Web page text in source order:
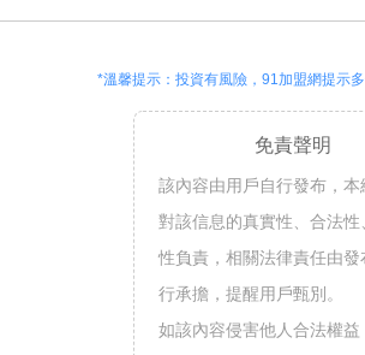
*溫馨提示：投資有風險，91加盟網提示多
免責聲明
該內容由用戶自行發布，本
對該信息的真實性、合法性
性負責，相關法律責任由發
行承擔，提醒用戶甄別。
如該內容侵害他人合法權益